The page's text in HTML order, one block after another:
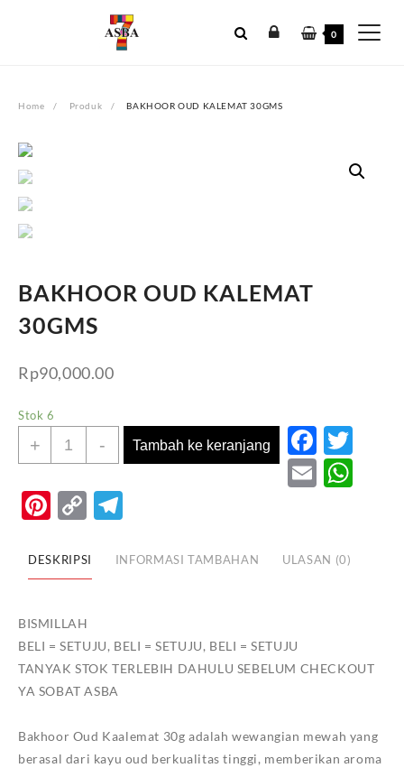
0
Home Produk BAKHOOR OUD KALEMAT 30GMS
BAKHOOR OUD KALEMAT
30GMS
Rp90,000.00
Stok 6
+
Kuantitas
BAKHOOR
KALEMAT
- Tambah ke keranjang
Email
Pinterest
Copy
DESKRIPSI INFORMASI TAMBAHAN ULASAN (0)
BISMILLAH
BELI = SETUJU, BELI = SETUJU, BELI = SETUJU
TANYAK STOK TERLEBIH DAHULU SEBELUM CHECKOUT
YA SOBAT ASBA
Bakhoor Oud Kaalemat 30g adalah wewangian mewah yang
berasal dari kayu oud berkualitas tinggi, memberikan aroma